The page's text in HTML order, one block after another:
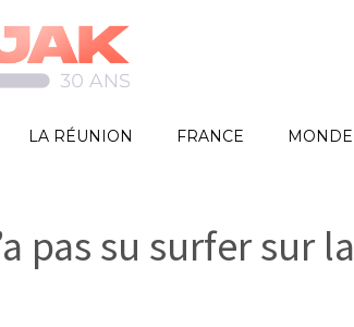
LA RÉUNION FRANCE MONDE
pas su surfer sur la